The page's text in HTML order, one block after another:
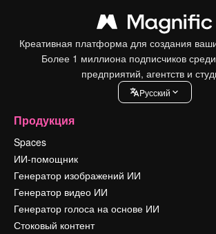
Креативная платформа для создания
Более 1 миллиона подписчиков
предприятий, агентств и
Pусский
Продукция
Spaces
ИИ-помощник
Генератор изображений ИИ
Генератор видео ИИ
Генератор голоса на основе ИИ
Стоковый контент